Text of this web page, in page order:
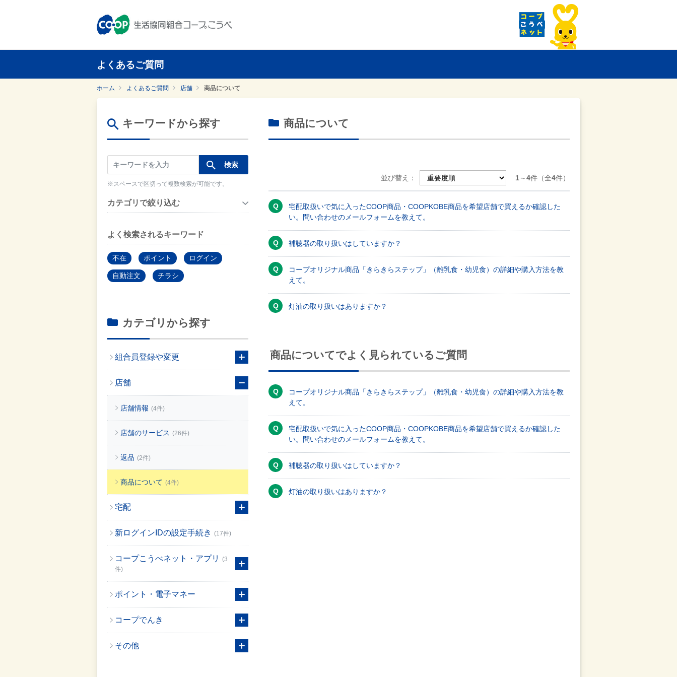
よくあるご質問
ホーム よくあるご質問 店舗 商品について
キーワードから探す
※スペースで区切って複数検索が可能です。
カテゴリで絞り込む
よく検索されるキーワード
不在 ポイント ログイン
自動注文 チラシ
カテゴリから探す
組合員登録や変更
店舗
店舗情報 (4件)
店舗のサービス (26件)
返品 (2件)
商品について (4件)
宅配
新ログインIDの設定手続き (17件)
コープこうべネット・アプリ
(3
件)
ポイント・電子マネー
コープでんき
その他
商品について
並び替え： 1～4件（全4件）
宅配取扱いで気に入ったCOOP商品・COOPKOBE商品を希望店舗で買えるか確認した
い。問い合わせのメールフォームを教えて。
補聴器の取り扱いはしていますか？
コープオリジナル商品「きらきらステップ」（離乳食・幼児食）の詳細や購入方法を教
えて。
灯油の取り扱いはありますか？
商品についてでよく見られているご質問
コープオリジナル商品「きらきらステップ」（離乳食・幼児食）の詳細や購入方法を教
えて。
宅配取扱いで気に入ったCOOP商品・COOPKOBE商品を希望店舗で買えるか確認した
い。問い合わせのメールフォームを教えて。
補聴器の取り扱いはしていますか？
灯油の取り扱いはありますか？